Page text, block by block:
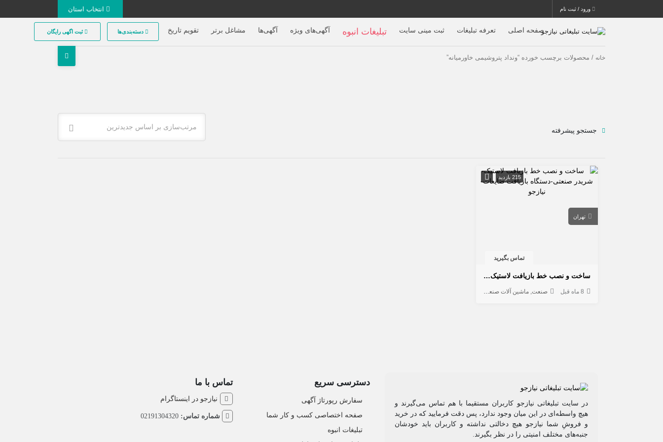
ورود / ثبت نام
صفحه اصلی تعرفه تبلیغات ثبت مینی سایت تبلیغات انبوه آگهی‌های ویژه آگهی‌ها مشاغل برتر تقویم تاریخ دسته‌بندی‌ها ثبت اگهی رایگان
خانه / محصولات برچسب خورده “ونداد پتروشیمی خاورمیانه”
مرتب‌سازی بر اساس جدیدترین جستجو پیشرفته
215 بازدید
تهران
تماس بگیرید
ساخت و نصب خط بازیافت لاستیک | صفر تا صد دستگاه بازیافت
8 ماه قبل صنعت ماشین آلات صنعتی
در سایت تبلیغاتی نیازجو کاربران مستقیما با هم تماس می‌گیرند و
هیچ واسطه‌ای در این میان وجود ندارد، پس دقت فرمایید که در خرید
و فروشِ شما نیازجو هیچ دخالتی نداشته و کاربران باید خودشان
جنبه‌های مختلف امنیتی را در نظر بگیرند.
دسترسی سریع
سفارش رپورتاژ آگهی
صفحه اختصاصی کسب و کار شما
تبلیغات انبوه
تماس با ما
نیازجو در اینستاگرام
شماره تماس: 02191304320